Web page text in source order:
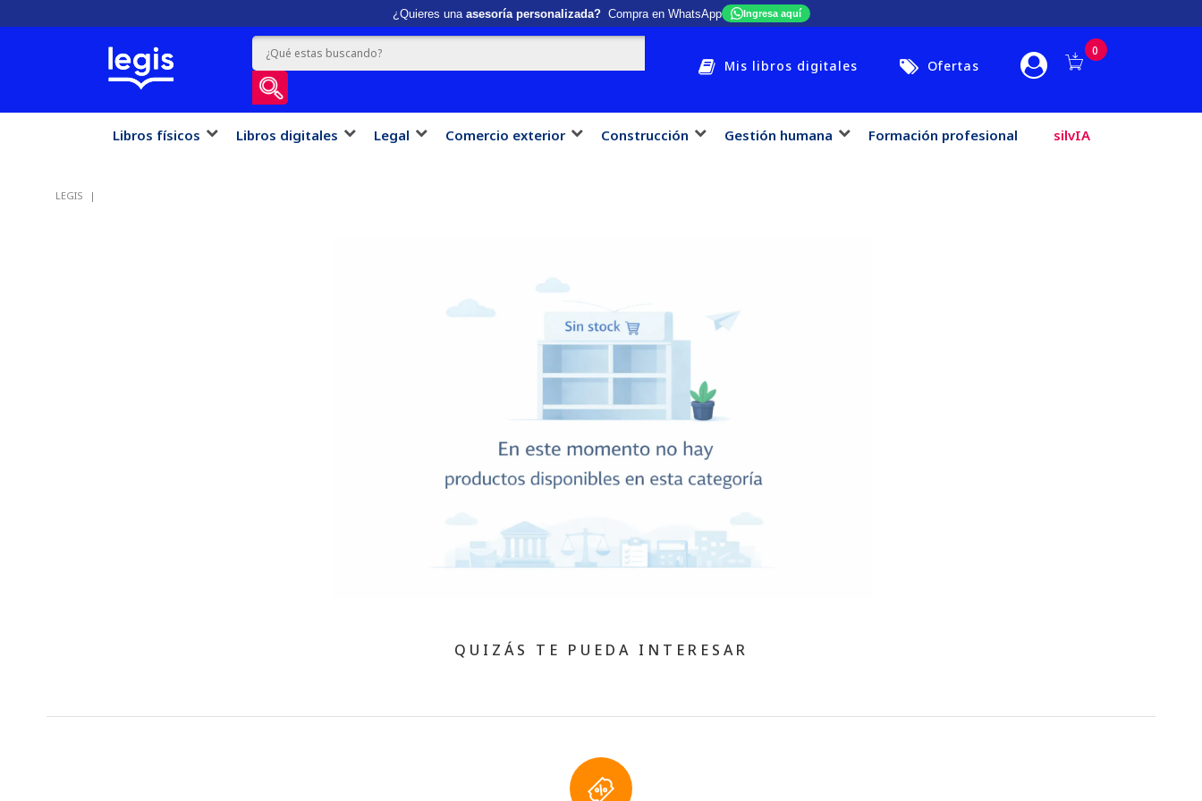
¿Quieres una asesoría personalizada?Compra en WhatsApp Ingresa aquí
Mis libros digitales Ofertas
0
Libros físicos Libros digitales Legal Comercio exterior Construcción Gestión humana Formación profesional silvIA
LEGIS
QUIZÁS TE PUEDA INTERESAR